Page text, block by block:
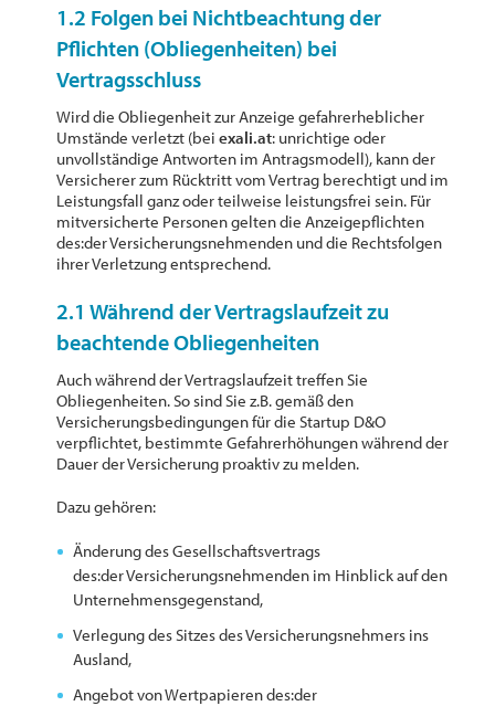
1.2 Folgen bei Nichtbeachtung der
Pflichten (Obliegenheiten) bei
Vertragsschluss
Wird die Obliegenheit zur Anzeige gefahrerheblicher
Umstände verletzt (beiexali.at: unrichtige oder
unvollständige Antworten im Antragsmodell), kann der
Versicherer zum Rücktritt vom Vertrag berechtigt und im
Leistungsfall ganz oder teilweise leistungsfrei sein. Für
mitversicherte Personen gelten die Anzeigepflichten
des:der Versicherungsnehmenden und die Rechtsfolgen
ihrer Verletzung entsprechend.
2.1 Während der Vertragslaufzeit zu
beachtende Obliegenheiten
Auch während der Vertragslaufzeit treffen Sie
Obliegenheiten. So sind Sie z.B. gemäß den
Versicherungsbedingungen für die Startup D&O
verpflichtet, bestimmte Gefahrerhöhungen während der
Dauer der Versicherung proaktiv zu melden.
Dazu gehören:
Änderung des Gesellschaftsvertrags
des:der Versicherungsnehmenden im Hinblick auf den
Unternehmensgegenstand,
Verlegung des Sitzes des Versicherungsnehmers ins
Ausland,
Angebot von Wertpapieren des:der